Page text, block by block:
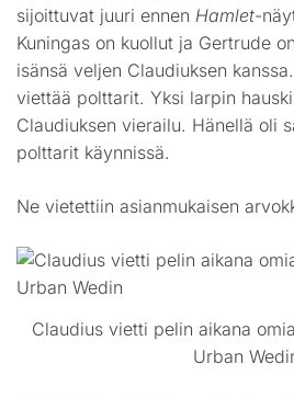
sijoittuvat juuri ennen Hamlet-
Kuningas on kuollut ja Gertrude
isänsä veljen Claudiuksen
viettää polttarit. Yksi larpin
Claudiuksen vierailu. Hänellä oli
polttarit käynnissä.
Ne vietettiin asianmukaisen
Claudius vietti pelin aikana
Urban